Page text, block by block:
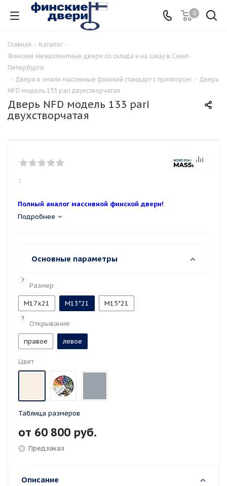
0
Главная - Каталог -
Финские межкомнатные двери со склада и на заказ в Санкт-
Петербурге
- Двери в эмали массивные финский стандарт с притвором - Дверь
NFD модель 133 pari двухстворчатая
Дверь NFD модель 133 pari
двухстворчатая
:
Полный аналог массивной финской двери!
Подробнее
Основные параметры
?
Размер
M17x21 М13*21 М15*21
?
Открывание
правое левое
Цвет
Таблица размеров
от 60 800 руб.
Предзаказ
Описание